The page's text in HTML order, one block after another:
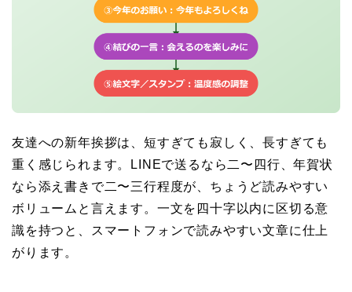
友達への新年挨拶は、短すぎても寂しく、長すぎても
重く感じられます。LINEで送るなら二〜四行、年賀状
なら添え書きで二〜三行程度が、ちょうど読みやすい
ボリュームと言えます。一文を四十字以内に区切る意
識を持つと、スマートフォンで読みやすい文章に仕上
がります。